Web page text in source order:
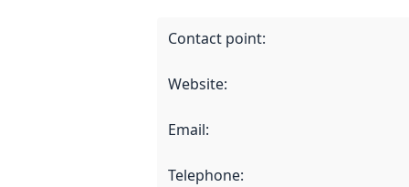
Contact point:
Website:
Email:
Telephone: